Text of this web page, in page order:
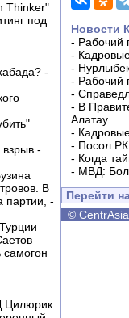
Thinker"
под
-
-
В
партии, -
самогон
Новости
- Рабочий
-
-
- Рабочий
-
- В
Алатау
-
- Посол
- Когда
- МВД:
Перейти
© CentrAsia